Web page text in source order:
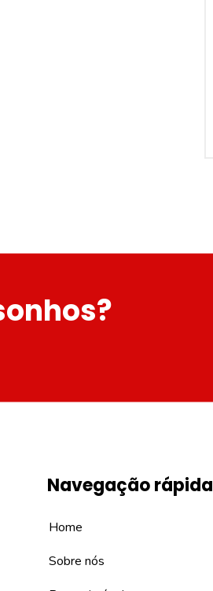
Navegação rápida
Home
Sobre nós